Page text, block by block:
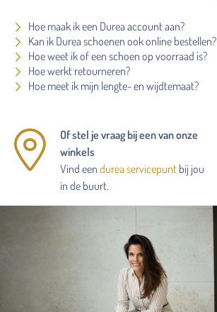
Hoe maak ik een Durea account aan?
Kan ik Durea schoenen ook online bestellen?
Hoe weet ik of een schoen op voorraad is?
Hoe werkt retourneren?
Hoe meet ik mijn lengte- en wijdtemaat?
Of stel je vraag bij een van onze
winkels
Vind een durea servicepunt bij jou
in de buurt.